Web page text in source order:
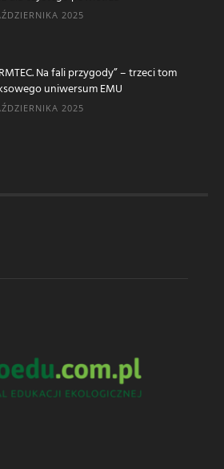
2025
Na fali przygody” – trzeci tom
uniwersum EMU
2025